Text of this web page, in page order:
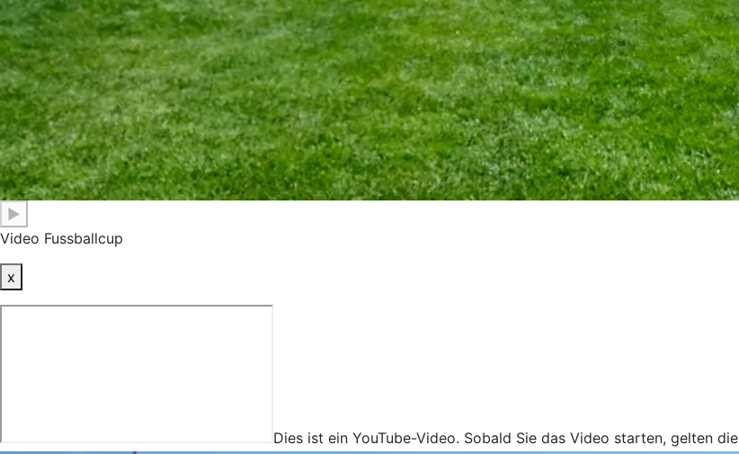
▶
Video Fussballcup
x
Dies ist ein YouTube-Video. Sobald Sie das Video starten, gelten die